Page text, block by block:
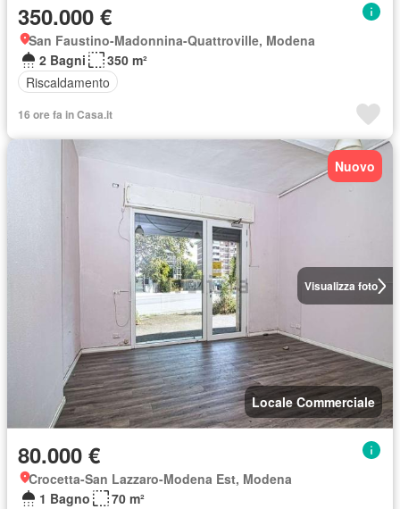
350.000 €
San Faustino-Madonnina-Quattroville, Modena
2 Bagni
350 m²
Riscaldamento
16 ore fa in Casa.it
Visualizza foto
Nuovo
Locale Commerciale
80.000 €
Crocetta-San Lazzaro-Modena Est, Modena
1 Bagno
70 m²